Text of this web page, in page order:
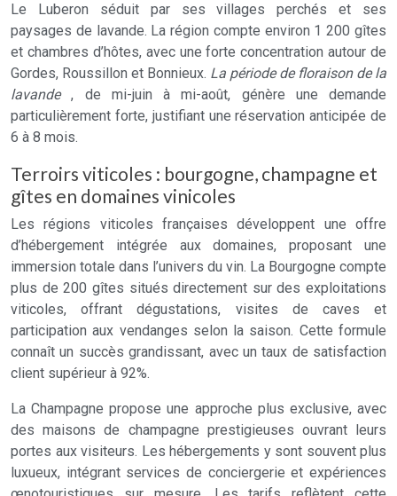
Le Luberon séduit par ses villages perchés et ses
paysages de lavande. La région compte environ 1 200 gîtes
et chambres d’hôtes, avec une forte concentration autour de
Gordes, Roussillon et Bonnieux. La période de floraison de la
lavande, de mi-juin à mi-août, génère une demande
particulièrement forte, justifiant une réservation anticipée de
6 à 8 mois.
Terroirs viticoles : bourgogne, champagne et
gîtes en domaines vinicoles
Les régions viticoles françaises développent une offre
d’hébergement intégrée aux domaines, proposant une
immersion totale dans l’univers du vin. La Bourgogne compte
plus de 200 gîtes situés directement sur des exploitations
viticoles, offrant dégustations, visites de caves et
participation aux vendanges selon la saison. Cette formule
connaît un succès grandissant, avec un taux de satisfaction
client supérieur à 92%.
La Champagne propose une approche plus exclusive, avec
des maisons de champagne prestigieuses ouvrant leurs
portes aux visiteurs. Les hébergements y sont souvent plus
luxueux, intégrant services de conciergerie et expériences